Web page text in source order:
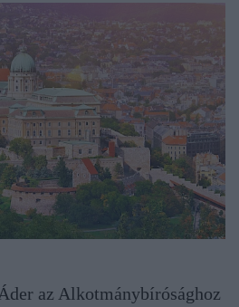
az Alkotmánybírósághoz